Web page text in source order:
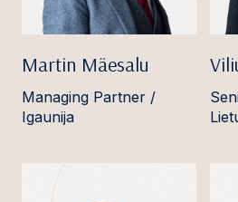
Martin Mäesalu
Managing Partner /
Igaunija